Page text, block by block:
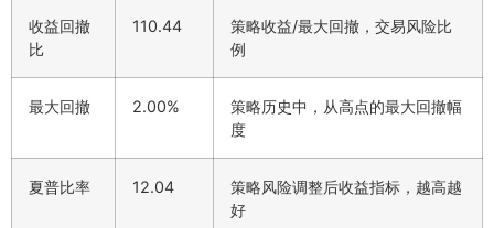
收益回撤
比
110.44
策略收益/最大回撤，交易风险比
例
最大回撤 2.00%
策略历史中，从高点的最大回撤幅
度
夏普比率 12.04
策略风险调整后收益指标，越高越
好